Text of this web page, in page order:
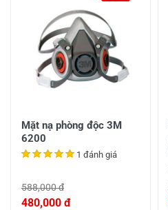
Mặt nạ phòng độc 3M
6200
1 đánh giá
588,000 đ
480,000 đ